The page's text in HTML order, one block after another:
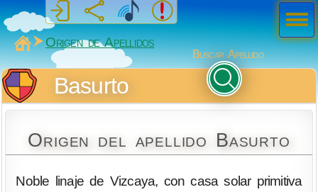
MiSabueso
Origen de Apellidos
Buscar Apellido
Basurto
Origen del apellido Basurto
Noble linaje de Vizcaya, con casa solar primitiva
Men
ú